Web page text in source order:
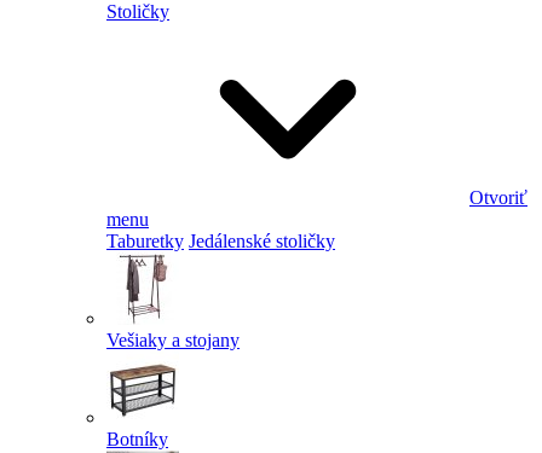
Stoličky
Otvoriť
menu
Taburetky Jedálenské stoličky
Vešiaky a stojany
Botníky